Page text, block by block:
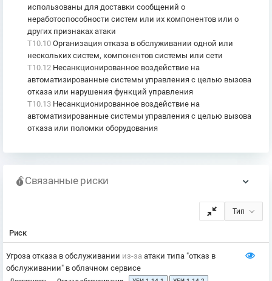
использованы для доставки сообщений о
неработоспособности систем или их компонентов или о
других признаках атаки
T10.10 Организация отказа в обслуживании одной или
нескольких систем, компонентов системы или сети
T10.12 Несанкционированное воздействие на
автоматизированные системы управления с целью вызова
отказа или нарушения функций управления
T10.13 Несанкционированное воздействие на
автоматизированные системы управления с целью вызова
отказа или поломки оборудования
Связанные риски
Тип
Риск
Угроза отказа в обслуживании из-за атаки типа "отказ в
обслуживании" в облачном сервисе